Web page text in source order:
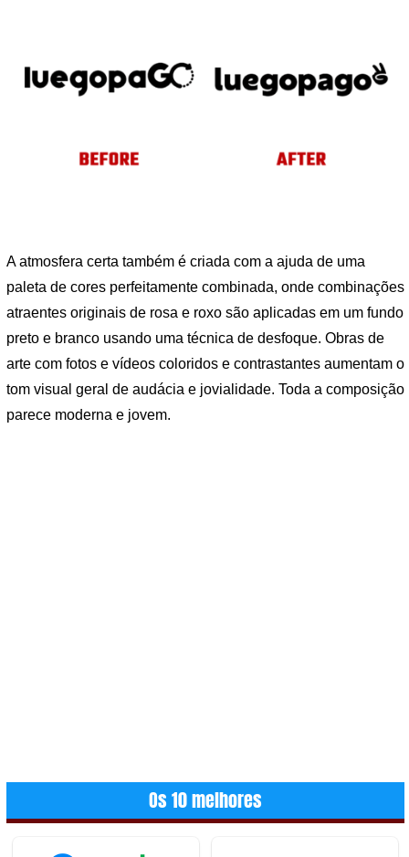
A atmosfera certa também é criada com a ajuda de uma
paleta de cores perfeitamente combinada, onde combinações
atraentes originais de rosa e roxo são aplicadas em um fundo
preto e branco usando uma técnica de desfoque. Obras de
arte com fotos e vídeos coloridos e contrastantes aumentam o
tom visual geral de audácia e jovialidade. Toda a composição
parece moderna e jovem.
Os 10 melhores